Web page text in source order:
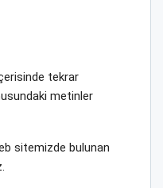
tekrar
metinler
sitemizde bulunan